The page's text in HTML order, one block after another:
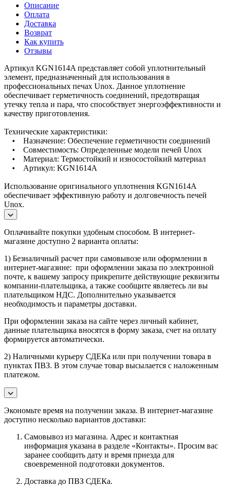
Описание
Оплата
Доставка
Возврат
Как купить
Отзывы
Артикул KGN1614A представляет собой уплотнительный
элемент, предназначенный для использования в
профессиональных печах Unox. Данное уплотнение
обеспечивает герметичность соединений, предотвращая
утечку тепла и пара, что способствует энергоэффективности и
качеству приготовления.
Технические характеристики:
• Назначение: Обеспечение герметичности соединений
• Совместимость: Определенные модели печей Unox
• Материал: Термостойкий и износостойкий материал
• Артикул: KGN1614A
Использование оригинального уплотнения KGN1614A
обеспечивает эффективную работу и долговечность печей
Unox.
Оплачивайте покупки удобным способом. В интернет-
магазине доступно 2 варианта оплаты:
1) Безналичный расчет при самовывозе или оформлении в
интернет-магазине: при оформлении заказа по электронной
почте, к вашему запросу прикрепите действующие реквизиты
компании-плательщика, а также сообщите являетесь ли вы
плательщиком НДС. Дополнительно указывается
необходимость и параметры доставки.
При оформлении заказа на сайте через личный кабинет,
данные плательщика вносятся в форму заказа, счет на оплату
формируется автоматически.
2) Наличными курьеру СДЕКа или при получении товара в
пунктах ПВЗ. В этом случае товар высылается с наложенным
платежом.
Экономьте время на получении заказа. В интернет-магазине
доступно несколько вариантов доставки:
Самовывоз из магазина. Адрес и контактная
информация указана в разделе «Контакты». Просим вас
заранее сообщить дату и время приезда для
своевременной подготовки документов.
Доставка до ПВЗ СДЕКа.